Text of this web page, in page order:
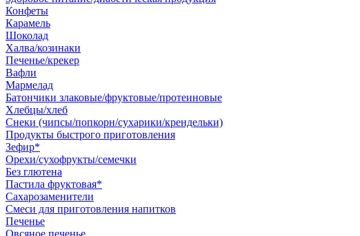
Конфеты
Карамель
Шоколад
Халва/козинаки
Печенье/крекер
Вафли
Мармелад
Батончики злаковые/фруктовые/протеиновые
Хлебцы/хлеб
Снеки (чипсы/попкорн/сухарики/крендельки)
Продукты быстрого приготовления
Зефир*
Орехи/сухофрукты/семечки
Без глютена
Пастила фруктовая*
Сахарозаменители
Смеси для приготовления напитков
Печенье
Овсяное печенье